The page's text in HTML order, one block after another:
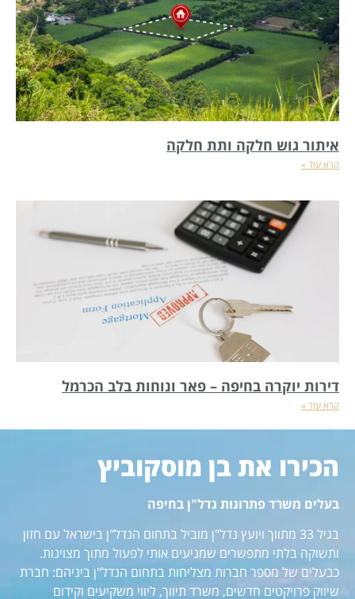
איתור גוש חלקה ותת חלקה
קרא עוד »
דירות יוקרה בחיפה – פאר ונוחות בלב הכרמל
קרא עוד »
הכירו את בן מוסקוביץ
בעלים משרד פתרונות נדל"ן בחיפה
בגיל 33 מתווך ויועץ נדל"ן מוביל בתחום הנדל"ן בישראל עם חזון
ותשוקה בלתי מתפשרים שמניעים אותי לפעול מתוך מצוינות.
כבעלים של מספר חברות מצליחות בתחום הנדל"ן ביניהם: חברת
שיווק פרויקטים חדשים, משרד תיווך, ליווי משקיעים וקידום